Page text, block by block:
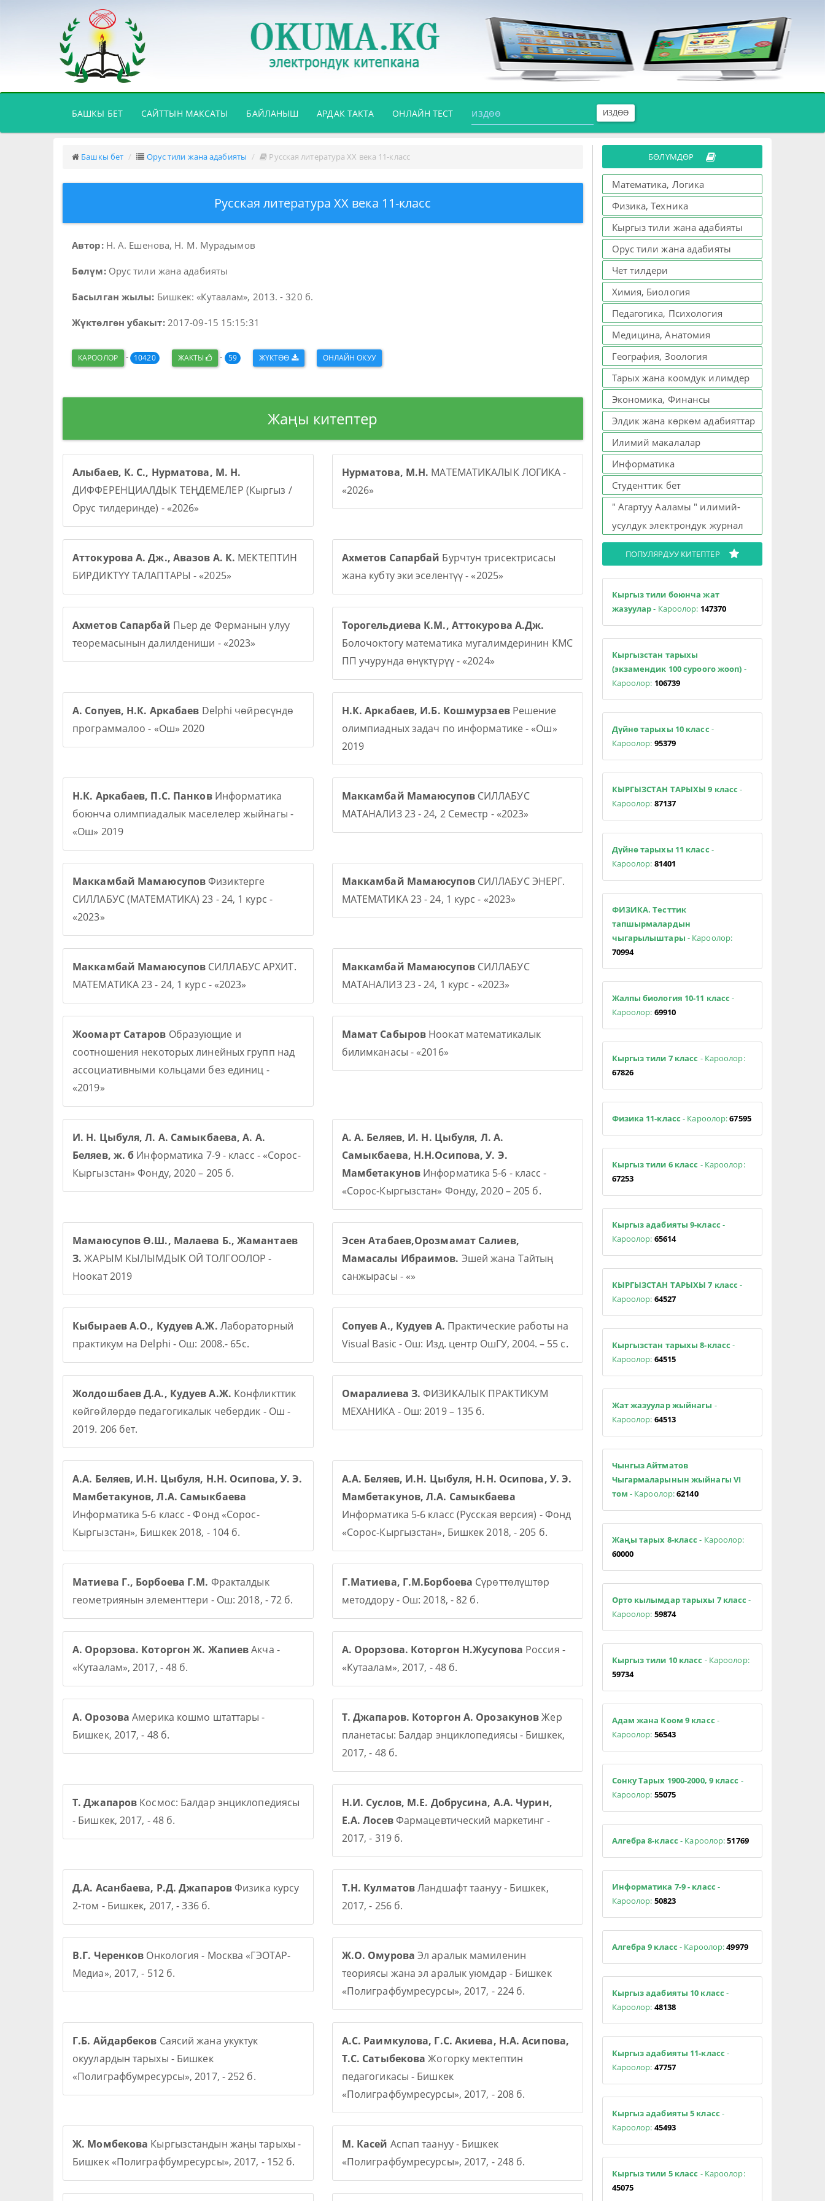
БАШКЫ БЕТ(CURRENT)
САЙТТЫН МАКСАТЫ БАЙЛАНЫШ АРДАК ТАКТА ОНЛАЙН ТЕСТ ИЗДӨӨ
Башкы бет Орус тили жана адабияты Русская литература XX века 11-класс
Русская литература XX века 11-класс
Автор:Н. А. Ешенова, Н. М. Мурадымов
Бөлүм:Орус тили жана адабияты
Басылган жылы: Бишкек: «Кутаалам», 2013. - 320 б.
Жүктөлгөн убакыт:2017-09-15 15:15:31
КАРООЛОР - 10420 ЖАКТЫ - 59 ЖҮКТӨӨ ОНЛАЙН ОКУУ
Жаңы китептер
Алыбаев, К. С., Нурматова, М. Н.
ДИФФЕРЕНЦИАЛДЫК ТЕҢДЕМЕЛЕР (Кыргыз /
Орус тилдеринде) - «2026»
Нурматова, М.Н. МАТЕМАТИКАЛЫК ЛОГИКА -
«2026»
Аттокурова А. Дж., Авазов А. К. МЕКТЕПТИН
БИРДИКТҮҮ ТАЛАПТАРЫ - «2025»
Ахметов Сапарбай Бурчтун трисектрисасы
жана кубту эки эселентүү - «2025»
Ахметов Сапарбай Пьер де Ферманын улуу
теоремасынын далилдениши - «2023»
Торогельдиева К.М., Аттокурова А.Дж.
Болочоктогу математика мугалимдеринин КМС
ПП учурунда өнүктүрүү - «2024»
А. Сопуев, Н.К. Аркабаев Delphi чөйрөсүндө
программалоо - «Ош» 2020
Н.К. Аркабаев, И.Б. КошмурзаевРешение
олимпиадных задач по информатике - «Ош»
2019
Н.К. Аркабаев, П.С. ПанковИнформатика
боюнча олимпиадалык маселелер жыйнагы -
«Ош» 2019
Маккамбай МамаюсуповСИЛЛАБУС
МАТАНАЛИЗ 23 - 24, 2 Семестр - «2023»
Маккамбай МамаюсуповФизиктерге
СИЛЛАБУС (МАТЕМАТИКА) 23 - 24, 1 курс -
«2023»
Маккамбай МамаюсуповСИЛЛАБУС ЭНЕРГ.
МАТЕМАТИКА 23 - 24, 1 курс - «2023»
Маккамбай Мамаюсупов СИЛЛАБУС АРХИТ.
МАТЕМАТИКА 23 - 24, 1 курс - «2023»
Маккамбай МамаюсуповСИЛЛАБУС
МАТАНАЛИЗ 23 - 24, 1 курс - «2023»
Жоомарт Сатаров Образующие и
соотношения некоторых линейных групп над
ассоциативными кольцами без единиц -
«2019»
Мамат Сабыров Ноокат математикалык
билимканасы - «2016»
И. Н. Цыбуля, Л. А. Самыкбаева, А. А.
Беляев, ж. б Информатика 7-9 - класс - «Сорос-
Кыргызстан» Фонду, 2020 – 205 б.
А. А. Беляев, И. Н. Цыбуля, Л. А.
Самыкбаева, Н.Н.Осипова, У. Э.
МамбетакуновИнформатика 5-6 - класс -
«Сорос-Кыргызстан» Фонду, 2020 – 205 б.
Мамаюсупов Ө.Ш., Малаева Б., Жамантаев
З. ЖАРЫМ КЫЛЫМДЫК ОЙ ТОЛГООЛОР -
Ноокат 2019
Эсен Атабаев,Орозмамат Салиев,
Мамасалы Ибраимов. Эшей жана Тайтың
санжырасы - «»
Кыбыраев А.О., Кудуев А.Ж. Лабораторный
практикум на Delphi - Ош: 2008.- 65с.
Сопуев А., Кудуев А. Практические работы на
Visual Basic - Ош: Изд. центр ОшГУ, 2004. – 55 с.
Жолдошбаев Д.А., Кудуев А.Ж. Конфликттик
көйгөйлөрдө педагогикалык чебердик - Ош -
2019. 206 бет.
Омаралиева З. ФИЗИКАЛЫК ПРАКТИКУМ
МЕХАНИКА - Ош: 2019 – 135 б.
А.А. Беляев, И.Н. Цыбуля, Н.Н. Осипова, У. Э.
Мамбетакунов, Л.А. Самыкбаева
Информатика 5-6 класс - Фонд «Сорос-
Кыргызстан», Бишкек 2018, - 104 б.
А.А. Беляев, И.Н. Цыбуля, Н.Н. Осипова, У. Э.
Мамбетакунов, Л.А. Самыкбаева
Информатика 5-6 класс (Русская версия) - Фонд
«Сорос-Кыргызстан», Бишкек 2018, - 205 б.
Матиева Г., Борбоева Г.М. Фракталдык
геометриянын элементтери - Ош: 2018, - 72 б.
Г.Матиева, Г.М.Борбоева Сүрөттөлүштөр
методдору - Ош: 2018, - 82 б.
А. Орорзова. Которгон Ж. ЖапиевАкча -
«Кутаалам», 2017, - 48 б.
А. Орорзова. Которгон Н.Жусупова Россия -
«Кутаалам», 2017, - 48 б.
А. Орозова Америка кошмо штаттары -
Бишкек, 2017, - 48 б.
Т. Джапаров. Которгон А. ОрозакуновЖер
планетасы: Балдар энциклопедиясы - Бишкек,
2017, - 48 б.
Т. Джапаров Космос: Балдар энциклопедиясы
- Бишкек, 2017, - 48 б.
Н.И. Суслов, М.Е. Добрусина, А.А. Чурин,
Е.А. ЛосевФармацевтический маркетинг -
2017, - 319 б.
Д.А. Асанбаева, Р.Д. ДжапаровФизика курсу
2-том - Бишкек, 2017, - 336 б.
Т.Н. КулматовЛандшафт таануу - Бишкек,
2017, - 256 б.
В.Г. Черенков Онкология - Москва «ГЭОТАР-
Медиа», 2017, - 512 б.
Ж.О. Омурова Эл аралык мамиленин
теориясы жана эл аралык уюмдар - Бишкек
«Полиграфбумресурсы», 2017, - 224 б.
Г.Б. Айдарбеков Саясий жана укуктук
окуулардын тарыхы - Бишкек
«Полиграфбумресурсы», 2017, - 252 б.
А.С. Раимкулова, Г.С. Акиева, Н.А. Асипова,
Т.С. Сатыбекова Жогорку мектептин
педагогикасы - Бишкек
«Полиграфбумресурсы», 2017, - 208 б.
Ж. Момбекова Кыргызстандын жаңы тарыхы -
Бишкек «Полиграфбумресурсы», 2017, - 152 б.
М. Касей Аспап таануу - Бишкек
«Полиграфбумресурсы», 2017, - 248 б.
БӨЛҮМДӨР
Математика, Логика
Физика, Техника
Кыргыз тили жана адабияты
Орус тили жана адабияты
Чет тилдери
Химия, Биология
Педагогика, Психология
Медицина, Анатомия
География, Зоология
Тарых жана коомдук илимдер
Экономика, Финансы
Элдик жана көркөм адабияттар
Илимий макалалар
Информатика
Студенттик бет
" Агартуу Ааламы " илимий-
усулдук электрондук журнал
ПОПУЛЯРДУУ КИТЕПТЕР
Кыргыз тили боюнча жат
жазуулар- Кароолор: 147370
Кыргызстан тарыхы
(экзамендик 100 суроого жооп) -
Кароолор: 106739
Дүйнө тарыхы 10 класс -
Кароолор: 95379
КЫРГЫЗСТАН ТАРЫХЫ 9 класс -
Кароолор: 87137
Дүйнө тарыхы 11 класс -
Кароолор: 81401
ФИЗИКА. Тесттик
тапшырмалардын
чыгарылыштары - Кароолор:
70994
Жалпы биология 10-11 класс -
Кароолор: 69910
Кыргыз тили 7 класс - Кароолор:
67826
Физика 11-класс - Кароолор:67595
Кыргыз тили 6 класс - Кароолор:
67253
Кыргыз адабияты 9-класс -
Кароолор: 65614
КЫРГЫЗСТАН ТАРЫХЫ 7 класс -
Кароолор: 64527
Кыргызстан тарыхы 8-класс -
Кароолор: 64515
Жат жазуулар жыйнагы -
Кароолор: 64513
Чынгыз Айтматов
Чыгармаларынын жыйнагы VI
том - Кароолор:62140
Жаңы тарых 8-класс - Кароолор:
60000
Орто кылымдар тарыхы 7 класс-
Кароолор: 59874
Кыргыз тили 10 класс - Кароолор:
59734
Адам жана Коом 9 класс -
Кароолор: 56543
Сонку Тарых 1900-2000, 9 класс -
Кароолор: 55075
Алгебра 8-класс - Кароолор:51769
Информатика 7-9 - класс -
Кароолор: 50823
Алгебра 9 класс- Кароолор:49979
Кыргыз адабияты 10 класс -
Кароолор: 48138
Кыргыз адабияты 11-класс -
Кароолор: 47757
Кыргыз адабияты 5 класс -
Кароолор: 45493
Кыргыз тили 5 класс - Кароолор:
45075